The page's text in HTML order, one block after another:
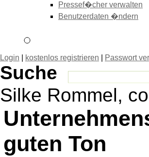
Pressef�cher verwalten
Benutzerdaten �ndern
Login kostenlos registrieren Passwort
Suche
Silke Rommel,
guten Ton